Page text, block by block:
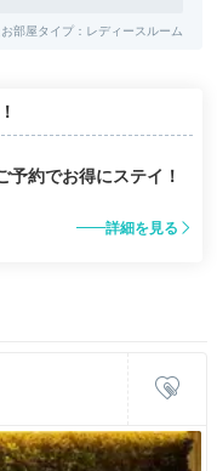
さ
ースもあって
！
部屋タイプ： レディースルーム
予約でお得にステイ！
詳細を見る